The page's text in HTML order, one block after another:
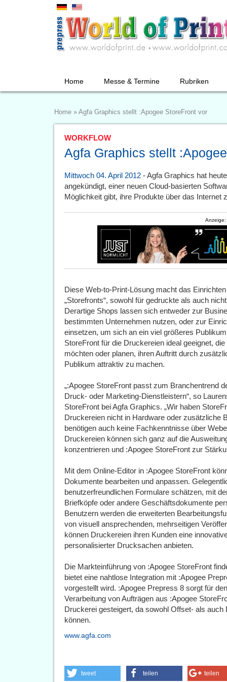
Home Messe & Termine Rubriken
Home » Agfa Graphics stellt :Apogee StoreFront vor
WORKFLOW
Agfa Graphics stellt
Mittwoch 04. April 2012 - Agfa Graphics hat
angekündigt, einer neuen Cloud-basierten
Möglichkeit gibt, ihre Produkte über das Internet
Anzeige:
Diese Web-to-Print-Lösung macht das
„Storefronts“, sowohl für gedruckte als auch
Derartige Shops lassen sich entweder zur
bestimmten Unternehmen nutzen, oder zur
einsetzen, um sich an ein viel größeres
StoreFront für die Druckereien ideal geeignet,
möchten oder planen, ihren Auftritt durch
Publikum attraktiv zu machen.
„:Apogee StoreFront passt zum Branchentrend
Druck- oder Marketing-Dienstleistern“, so
StoreFront bei Agfa Graphics. „Wir haben
Druckereien nicht in Hardware oder zusätzliche
benötigen auch keine Fachkenntnisse über
Druckereien können sich ganz auf die
konzentrieren und :Apogee StoreFront zur
Mit dem Online-Editor in :Apogee StoreFront
Dokumente bearbeiten und anpassen.
benutzerfreundlichen Formulare schätzen, mit
Briefköpfe oder andere Geschäftsdokumente
Benutzern werden die erweiterten
von visuell ansprechenden, mehrseitigen
können Druckereien ihren Kunden eine
personalisierter Drucksachen anbieten.
Die Markteinführung von :Apogee StoreFront
bietet eine nahtlose Integration mit :Apogee
vorgestellt wird. :Apogee Prepress 8 sorgt für
Verarbeitung von Aufträgen aus :Apogee
Druckerei gesteigert, da sowohl Offset- als
können.
www.agfa.com
tweet teilen teilen